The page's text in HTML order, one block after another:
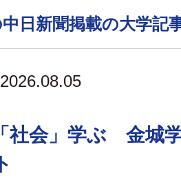
日新聞掲載の大学記
2026.08.05
社会」学ぶ 金城